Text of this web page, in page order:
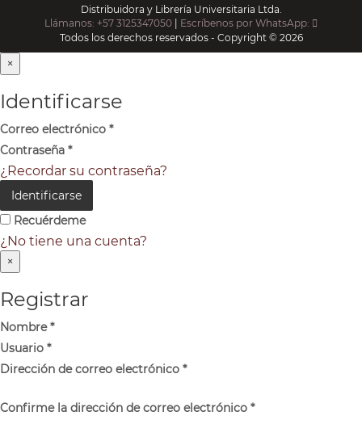
Distribuidora y Librería Universitaria Ltda.
Llámanos: +57 3125347050
Escríbenos por WhatsApp:
Todos los derechos reservados - Copyright © 2026
×
Identificarse
Correo electrónico *
Contraseña *
¿Recordar su contraseña?
Identificarse
Recuérdeme
¿No tiene una cuenta?
×
Registrar
Nombre*
Usuario *
Dirección de correo electrónico *
Confirme la dirección de correo electrónico *